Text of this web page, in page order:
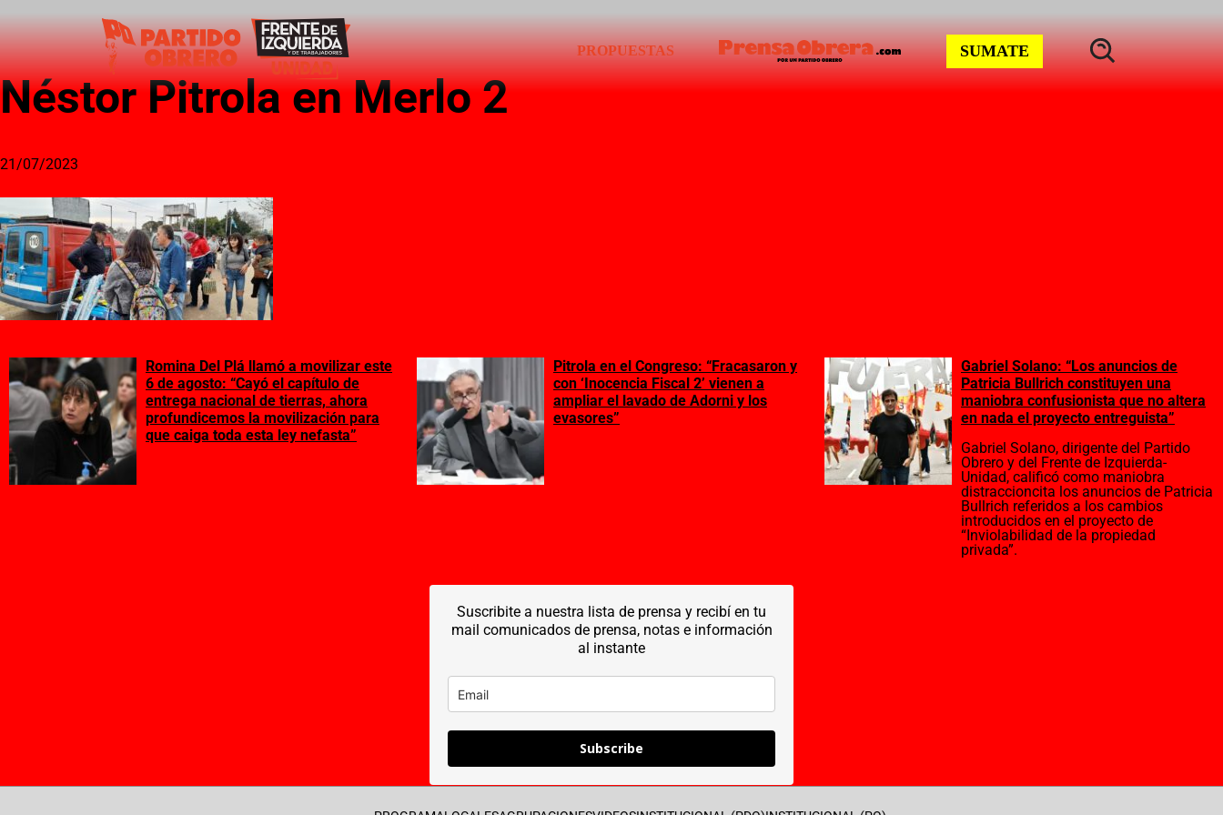
PROPUESTAS SUMATE
Néstor Pitrola en Merlo 2
21/07/2023
Romina Del Plá llamó a movilizar este
6 de agosto: “Cayó el capítulo de
entrega nacional de tierras, ahora
profundicemos la movilización para
que caiga toda esta ley nefasta”
Pitrola en el Congreso: “Fracasaron y
con ‘Inocencia Fiscal 2’ vienen a
ampliar el lavado de Adorni y los
evasores”
Gabriel Solano: “Los anuncios de
Patricia Bullrich constituyen una
maniobra confusionista que no altera
en nada el proyecto entreguista”
Gabriel Solano, dirigente del Partido
Obrero y del Frente de Izquierda-
Unidad, calificó como maniobra
distraccioncita los anuncios de Patricia
Bullrich referidos a los cambios
introducidos en el proyecto de
“Inviolabilidad de la propiedad
privada”.
Suscribite a nuestra lista de prensa y recibí en tu
mail comunicados de prensa, notas e información
al instante
Subscribe